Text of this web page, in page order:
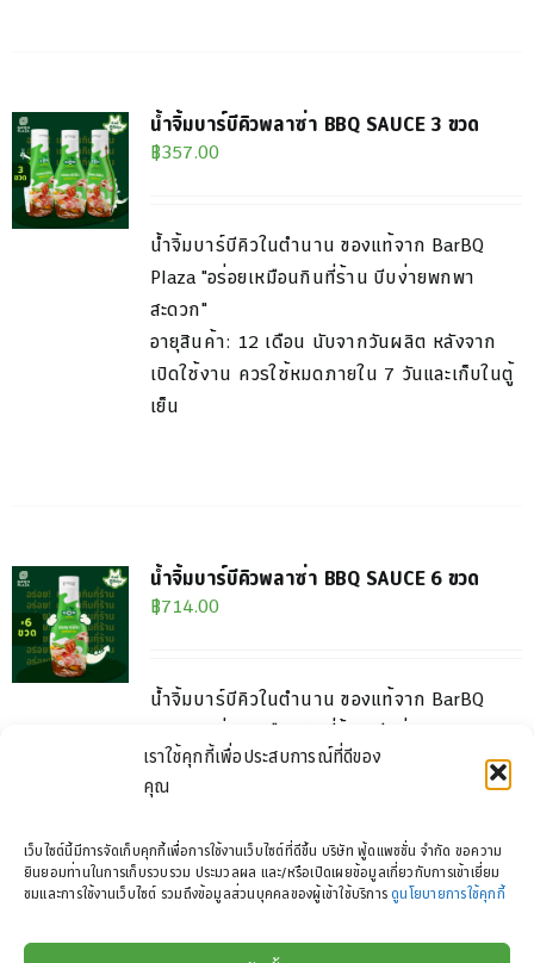
เราใช้คุกกี้เพื่อประสบการณ์ที่ดีของ
คุณ
เว็บไซต์นี้มีการจัดเก็บคุกกี้เพื่อการใช้งานเว็บไซต์ที่ดีขึ้น บริษัท ฟู้ดแพชชั่น จำกัด ขอความ
ยินยอมท่านในการเก็บรวบรวม ประมวลผล และ/หรือเปิดเผยข้อมูลเกี่ยวกับการเข้าเยี่ยม
ชมและการใช้งานเว็บไซต์ รวมถึงข้อมูลส่วนบุคคลของผู้เข้าใช้บริการดูนโยบายการใช้คุกกี้
น้ำจิ้มบาร์บีคิวพลาซ่า BBQ SAUCE 3 ขวด
฿357.00
น้ำจิ้มบาร์บีคิวในตำนาน ของแท้จาก BarBQ
Plaza "อร่อยเหมือนกินที่ร้าน บีบง่ายพกพา
สะดวก"
อายุสินค้า: 12 เดือน นับจากวันผลิต หลังจาก
เปิดใช้งาน ควรใช้หมดภายใน 7 วันและเก็บในตู้
เย็น
น้ำจิ้มบาร์บีคิวพลาซ่า BBQ SAUCE 6 ขวด
฿714.00
น้ำจิ้มบาร์บีคิวในตำนาน ของแท้จาก BarBQ
Plaza "อร่อยเหมือนกินที่ร้าน บีบง่ายพกพา
สะดวก"
อายุสินค้า: 12 เดือน นับจากวันผลิต หลังจาก
เย็น